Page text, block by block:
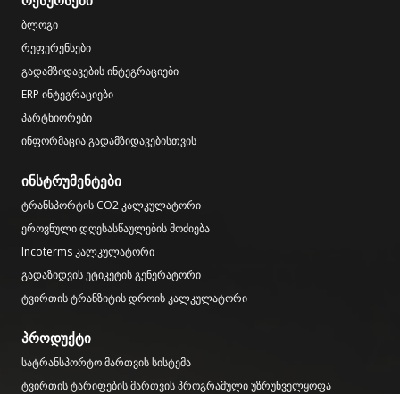
ბლოგი
რეფერენსები
გადამზიდავების ინტეგრაციები
ERP ინტეგრაციები
პარტნიორები
ინფორმაცია გადამზიდავებისთვის
ინსტრუმენტები
ტრანსპორტის CO2 კალკულატორი
ეროვნული დღესასწაულების მოძიება
Incoterms კალკულატორი
გადაზიდვის ეტიკეტის გენერატორი
ტვირთის ტრანზიტის დროის კალკულატორი
პროდუქტი
სატრანსპორტო მართვის სისტემა
ტვირთის ტარიფების მართვის პროგრამული უზრუნველყოფა